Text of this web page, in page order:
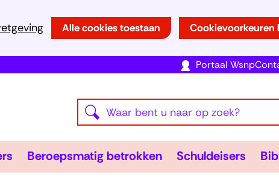
Alle cookies toestaan Cookievoorkeuren
Ga
naar
Portaal Wsnp
k
Waar
bent
u
naar
op
Wsnp-
bewindvoerders
Uitklappen
Beroepsmatig betrokken
Beroepsmatig
betrokken
Uitklappen
Schuldeisers